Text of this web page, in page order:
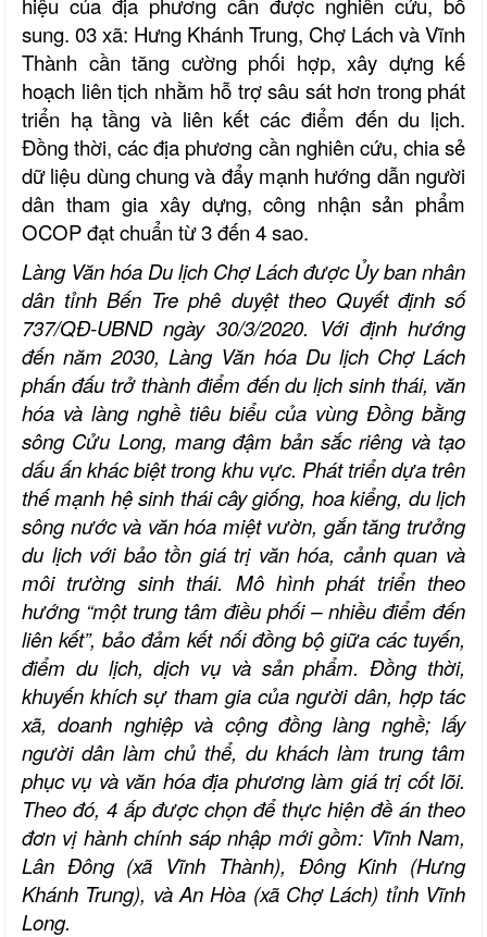
sung. 03 xã: Hưng Khánh Trung, Chợ Lách và Vĩnh
Thành cần tăng cường phối hợp, xây dựng kế
hoạch liên tịch nhằm hỗ trợ sâu sát hơn trong phát
triển hạ tầng và liên kết các điểm đến du lịch.
Đồng thời, các địa phương cần nghiên cứu, chia sẻ
dữ liệu dùng chung và đẩy mạnh hướng dẫn người
dân tham gia xây dựng, công nhận sản phẩm
OCOP đạt chuẩn từ 3 đến 4 sao.
Làng Văn hóa Du lịch Chợ Lách được Ủy ban nhân
dân tỉnh Bến Tre phê duyệt theo Quyết định số
737/QĐ-UBND ngày 30/3/2020. Với định hướng
đến năm 2030, Làng Văn hóa Du lịch Chợ Lách
phấn đấu trở thành điểm đến du lịch sinh thái, văn
hóa và làng nghề tiêu biểu của vùng Đồng bằng
sông Cửu Long, mang đậm bản sắc riêng và tạo
dấu ấn khác biệt trong khu vực. Phát triển dựa trên
thế mạnh hệ sinh thái cây giống, hoa kiểng, du lịch
sông nước và văn hóa miệt vườn, gắn tăng trưởng
du lịch với bảo tồn giá trị văn hóa, cảnh quan và
môi trường sinh thái. Mô hình phát triển theo
hướng “một trung tâm điều phối – nhiều điểm đến
liên kết”, bảo đảm kết nối đồng bộ giữa các tuyến,
điểm du lịch, dịch vụ và sản phẩm. Đồng thời,
khuyến khích sự tham gia của người dân, hợp tác
xã, doanh nghiệp và cộng đồng làng nghề; lấy
người dân làm chủ thể, du khách làm trung tâm
phục vụ và văn hóa địa phương làm giá trị cốt lõi.
Theo đó, 4 ấp được chọn để thực hiện đề án theo
đơn vị hành chính sáp nhập mới gồm: Vĩnh Nam,
Lân Đông (xã Vĩnh Thành), Đông Kinh (Hưng
Khánh Trung), và An Hòa (xã Chợ Lách) tỉnh Vĩnh
Long.